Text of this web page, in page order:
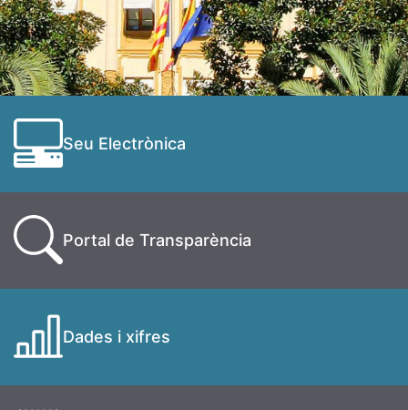
Seu Electrònica
Portal de Transparència
Dades i xifres